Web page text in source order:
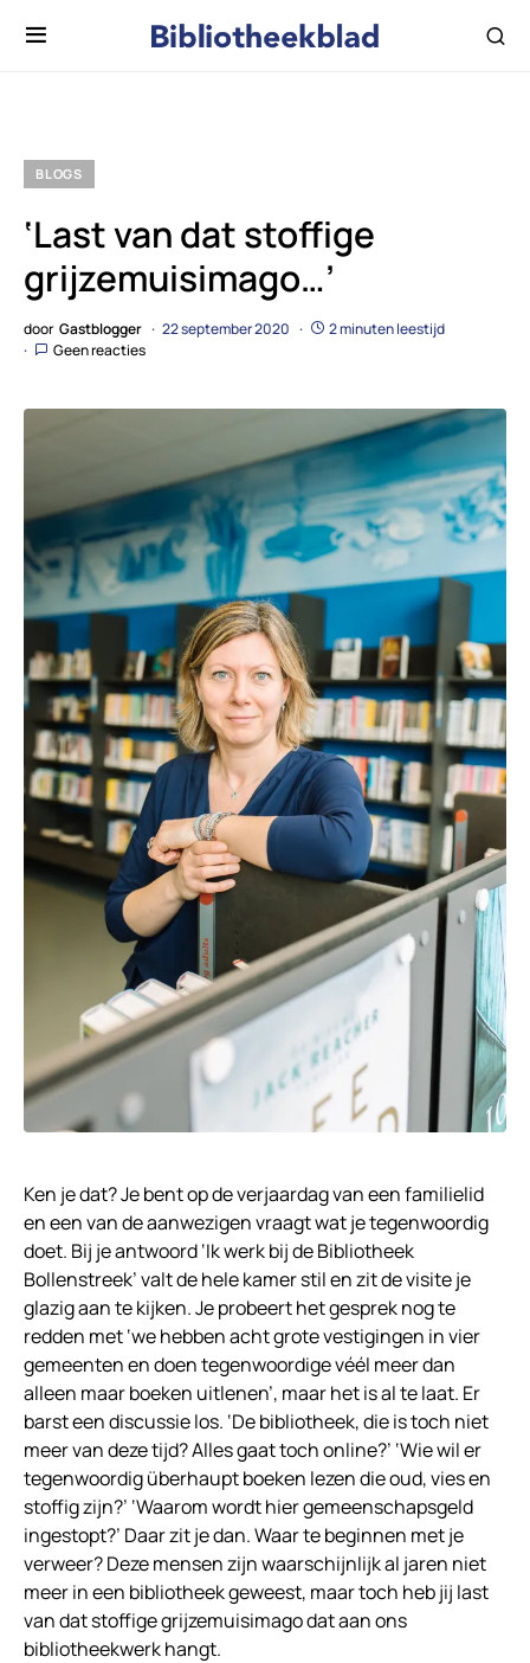
BLOGS
‘Last van dat stoffige
grijzemuisimago…’
door Gastblogger 22 september 2020
2 minuten leestijd
Geen reacties
Ken je dat? Je bent op de verjaardag van een familielid
en een van de aanwezigen vraagt wat je tegenwoordig
doet. Bij je antwoord ‘Ik werk bij de Bibliotheek
Bollenstreek’ valt de hele kamer stil en zit de visite je
glazig aan te kijken. Je probeert het gesprek nog te
redden met ‘we hebben acht grote vestigingen in vier
gemeenten en doen tegenwoordige véél meer dan
alleen maar boeken uitlenen’, maar het is al te laat. Er
barst een discussie los. ‘De bibliotheek, die is toch niet
meer van deze tijd? Alles gaat toch online?’ ‘Wie wil er
tegenwoordig überhaupt boeken lezen die oud, vies en
stoffig zijn?’ ‘Waarom wordt hier gemeenschapsgeld
ingestopt?’ Daar zit je dan. Waar te beginnen met je
verweer? Deze mensen zijn waarschijnlijk al jaren niet
meer in een bibliotheek geweest, maar toch heb jij last
van dat stoffige grijzemuisimago dat aan ons
bibliotheekwerk hangt.